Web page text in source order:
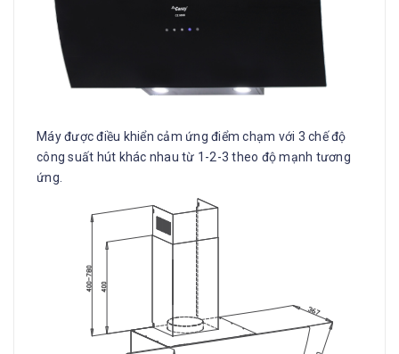
Máy được điều khiển cảm ứng điểm chạm với 3 chế độ
công suất hút khác nhau từ 1-2-3 theo độ mạnh tương
ứng.